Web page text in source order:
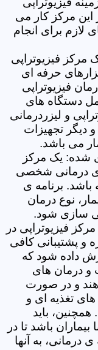
این مرکز کار می
لازم برای انجام
مرکز فیزیوتراپی
حرفه ای
فیزیوتراپی
دستگاه های
و لیزردرمانی
دیگر تجهیزات
می باشد.
شده: یک مرکز
ی درمانی شخصی
برنامه ی
نوع درمان
سازی شود.
فیزیوتراپی در
و پشتیبانی کافی
داده شود که
و درمان های
و در صورت
های تغذیه ای و
باید
باشد تا در
درمانی، به آنها